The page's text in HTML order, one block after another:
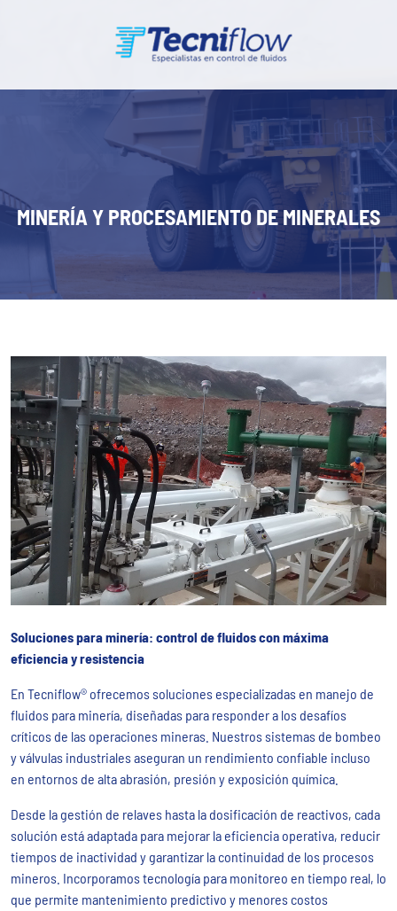
MINERÍA Y PROCESAMIENTO DE MINERALES
Soluciones para minería: control de fluidos con máxima
eficiencia y resistencia
En Tecniflow® ofrecemos soluciones especializadas en manejo de
fluidos para minería, diseñadas para responder a los desafíos
críticos de las operaciones mineras. Nuestros sistemas de bombeo
y válvulas industriales aseguran un rendimiento confiable incluso
en entornos de alta abrasión, presión y exposición química.
Desde la gestión de relaves hasta la dosificación de reactivos, cada
solución está adaptada para mejorar la eficiencia operativa, reducir
tiempos de inactividad y garantizar la continuidad de los procesos
mineros. Incorporamos tecnología para monitoreo en tiempo real, lo
que permite mantenimiento predictivo y menores costos